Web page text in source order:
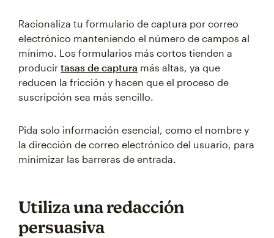
Racionaliza tu formulario de captura por correo
electrónico manteniendo el número de campos al
mínimo. Los formularios más cortos tienden a
producir tasas de captura más altas, ya que
reducen la fricción y hacen que el proceso de
suscripción sea más sencillo.
Pida solo información esencial, como el nombre y
la dirección de correo electrónico del usuario, para
minimizar las barreras de entrada.
Utiliza una redacción
persuasiva